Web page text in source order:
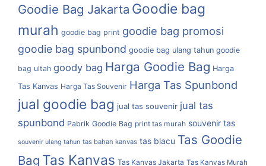
Goodie Bag Jakarta Goodie bag
murah goodie bag print goodie bag promosi
goodie bag spunbond goodie bag ulang tahun goodie
bag ultah goody bag Harga Goodie Bag Harga
Tas Kanvas Harga Tas Souvenir Harga Tas Spunbond
jual goodie bag jual tas souvenir jual tas
spunbond Pabrik Goodie Bag print tas murah souvenir tas
souvenir ulang tahun tas bahan kanvas tas blacu Tas Goodie
Bag Tas Kanvas Tas Kanvas Jakarta Tas Kanvas Murah